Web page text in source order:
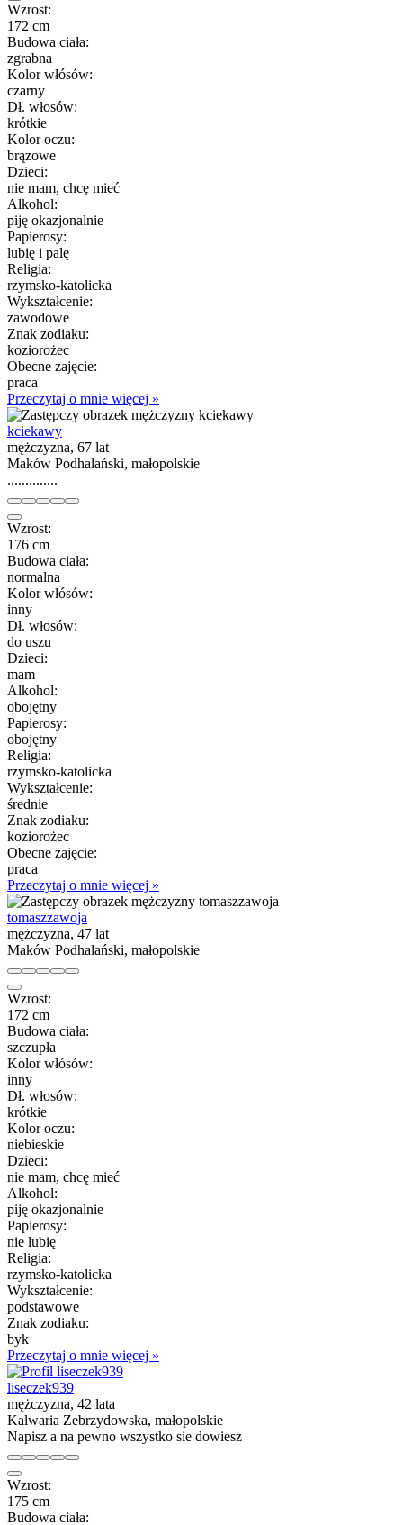
Wzrost:
172 cm
Budowa ciała:
zgrabna
Kolor włósów:
czarny
Dł. włosów:
krótkie
Kolor oczu:
brązowe
Dzieci:
nie mam, chcę mieć
Alkohol:
piję okazjonalnie
Papierosy:
lubię i palę
Religia:
rzymsko-katolicka
Wykształcenie:
zawodowe
Znak zodiaku:
koziorożec
Obecne zajęcie:
praca
Przeczytaj o mnie więcej »
kciekawy
mężczyzna, 67 lat
Maków Podhalański, małopolskie
..............
Wzrost:
176 cm
Budowa ciała:
normalna
Kolor włósów:
inny
Dł. włosów:
do uszu
Dzieci:
mam
Alkohol:
obojętny
Papierosy:
obojętny
Religia:
rzymsko-katolicka
Wykształcenie:
średnie
Znak zodiaku:
koziorożec
Obecne zajęcie:
praca
Przeczytaj o mnie więcej »
tomaszzawoja
mężczyzna, 47 lat
Maków Podhalański, małopolskie
Wzrost:
172 cm
Budowa ciała:
szczupła
Kolor włósów:
inny
Dł. włosów:
krótkie
Kolor oczu:
niebieskie
Dzieci:
nie mam, chcę mieć
Alkohol:
piję okazjonalnie
Papierosy:
nie lubię
Religia:
rzymsko-katolicka
Wykształcenie:
podstawowe
Znak zodiaku:
byk
Przeczytaj o mnie więcej »
liseczek939
mężczyzna, 42 lata
Kalwaria Zebrzydowska, małopolskie
Napisz a na pewno wszystko sie dowiesz
Wzrost:
175 cm
Budowa ciała: